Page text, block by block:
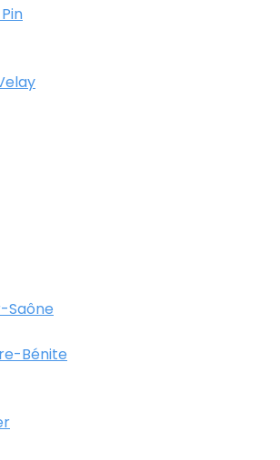
Saône
Bénite